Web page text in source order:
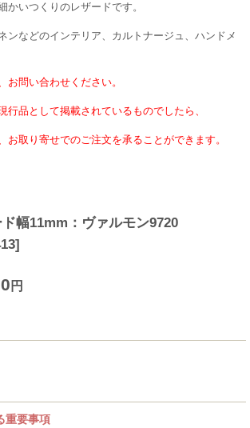
かいつくりのレザードです。
ンなどのインテリア、カルトナージュ、ハンドメ
お問い合わせください。
行品として掲載されているものでしたら、
お取り寄せでのご注文を承ることができます。
ド幅11mm：ヴァルモン9720
]
円
重要事項